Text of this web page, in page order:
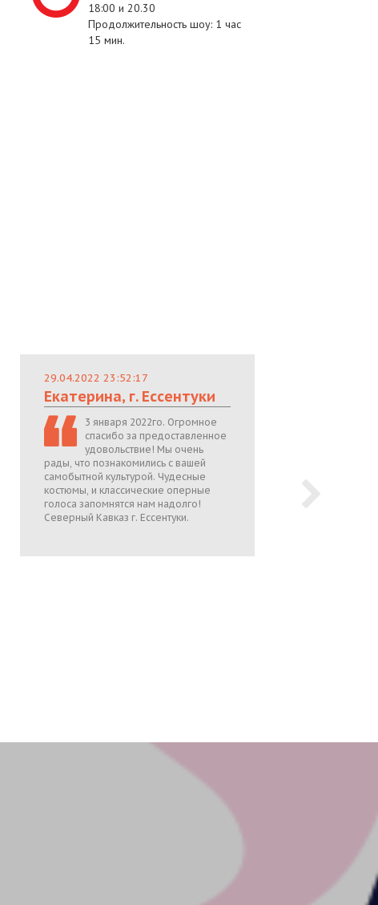
18:00 и 20.30
Продолжительность шоу: 1 час
15 мин.
29.04.2022 23:52:17
Екатерина, г. Ессентуки
3 января 2022го. Огромное
спасибо за предоставленное
удовольствие! Мы очень
рады, что познакомились с вашей
самобытной культурой. Чудесные
костюмы, и классические оперные
голоса запомнятся нам надолго!
Северный Кавказ г. Ессентуки.